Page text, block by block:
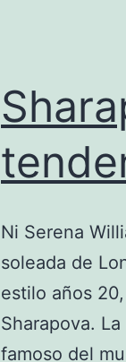
Ni Serena
soleada de
estilo años
Sharapova.
famoso del